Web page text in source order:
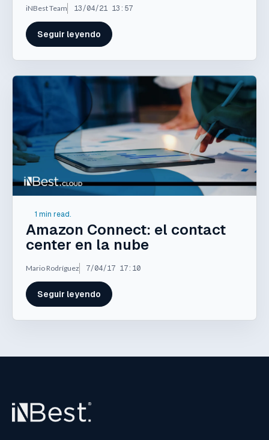
iNBest Team 13/04/21 13:57
Seguir leyendo
1 min read.
Amazon Connect: el contact
center en la nube
Mario Rodríguez 7/04/17 17:10
Seguir leyendo